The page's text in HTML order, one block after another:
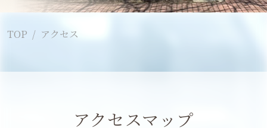
TOP アクセス
アクセスマップ